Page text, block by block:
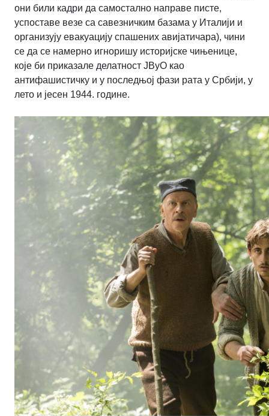
они били кадри да самостално направе писте,
успоставе везе са савезничким базама у Италији и
организују евакуацију спашених авијатичара), чини
се да се намерно игноришу историјске чињенице,
које би приказале делатност ЈВуО као
антифашистичку и у последњој фази рата у Србији, у
лето и јесен 1944. године.